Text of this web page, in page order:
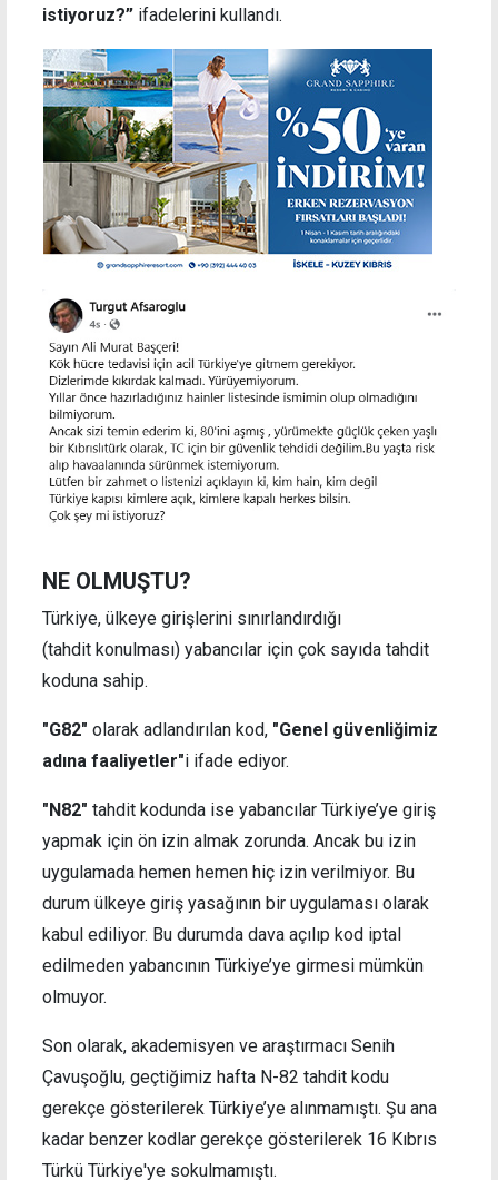
istiyoruz?” ifadelerini kullandı.
NE OLMUŞTU?
Türkiye, ülkeye girişlerini sınırlandırdığı
(tahdit konulması) yabancılar için çok sayıda tahdit
koduna sahip.
"G82" olarak adlandırılan kod, "Genel güvenliğimiz
adına faaliyetler"i ifade ediyor.
"N82" tahdit kodunda ise yabancılar Türkiye’ye giriş
yapmak için ön izin almak zorunda. Ancak bu izin
uygulamada hemen hemen hiç izin verilmiyor. Bu
durum ülkeye giriş yasağının bir uygulaması olarak
kabul ediliyor. Bu durumda dava açılıp kod iptal
edilmeden yabancının Türkiye’ye girmesi mümkün
olmuyor.
Son olarak, akademisyen ve araştırmacı Senih
Çavuşoğlu, geçtiğimiz hafta N-82 tahdit kodu
gerekçe gösterilerek Türkiye’ye alınmamıştı. Şu ana
kadar benzer kodlar gerekçe gösterilerek 16 Kıbrıs
Türkü Türkiye'ye sokulmamıştı.